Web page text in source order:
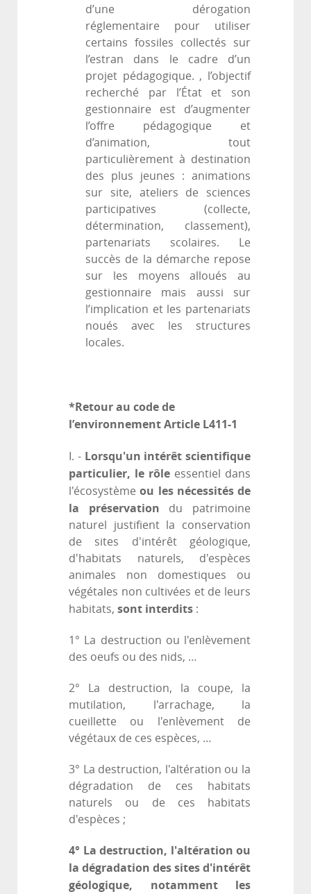
d’une dérogation
réglementaire pour utiliser
certains fossiles collectés sur
l’estran dans le cadre d’un
projet pédagogique. , l’objectif
recherché par l’État et son
gestionnaire est d’augmenter
l’offre pédagogique et
d’animation, tout
particulièrement à destination
des plus jeunes : animations
sur site, ateliers de sciences
participatives (collecte,
détermination, classement),
partenariats scolaires. Le
succès de la démarche repose
sur les moyens alloués au
gestionnaire mais aussi sur
l’implication et les partenariats
noués avec les structures
locales.
*Retour au code de
l’environnement Article L411-1
I. - Lorsqu'un intérêt scientifique
particulier, le rôle essentiel dans
l'écosystèmeou les nécessités de
la préservation
du patrimoine
naturel justifient la conservation
de sites d'intérêt géologique,
d'habitats naturels, d'espèces
animales non domestiques ou
végétales non cultivées et de leurs
habitats, sont interdits :
1° La destruction ou l'enlèvement
des oeufs ou des nids, …
2° La destruction, la coupe, la
mutilation, l'arrachage, la
cueillette ou l'enlèvement de
végétaux de ces espèces, …
3° La destruction, l'altération ou la
dégradation de ces habitats
naturels ou de ces habitats
d'espèces ;
4° La destruction, l'altération ou
la dégradation des sites d'intérêt
géologique, notamment les